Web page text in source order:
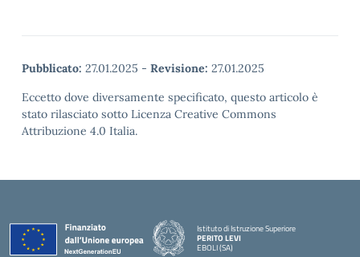
Pubblicato: 27.01.2025 - Revisione: 27.01.2025
Eccetto dove diversamente specificato, questo articolo è
stato rilasciato sotto Licenza Creative Commons
Attribuzione 4.0 Italia.
Istituto di Istruzione Superiore
PERITO LEVI
EBOLI (SA)